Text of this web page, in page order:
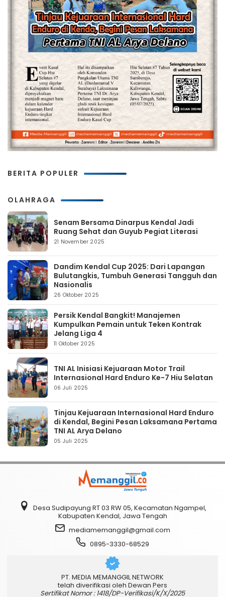
BERITA POPULER
OLAHRAGA
Senam Bersama Dinarpus Kendal Jadi
Ruang Sehat dan Guyub Pegiat Literasi
21 November 2025
Dandim Kendal Cup 2025: Dari Lapangan
Bulutangkis, Tumbuh Generasi Tangguh dan
Nasionalis
26 Oktober 2025
Persik Kendal Bangkit! Manajemen
Kumpulkan Pemain untuk Teken Kontrak
Jelang Liga 4
11 Oktober 2025
TNI AL Inisiasi Kejuaraan Motor Trail
Internasional Hard Enduro Ke-7 Hiu Selatan
06 Juli 2025
Tinjau Kejuaraan Internasional Hard Enduro
di Kendal, Begini Pesan Laksamana Pertama
TNI AL Arya Delano
05 Juli 2025
Desa Sudipayung RT 03 RW 05, Kecamatan Ngampel,
Kabupaten Kendal, Jawa Tengah
mediamemanggil@gmail.com
0895-3330-68529
PT. MEDIA MEMANGGIL NETWORK
telah diverifikasi oleh Dewan Pers
Sertifikat Nomor : 1418/DP-Verifikasi/K/X/2025